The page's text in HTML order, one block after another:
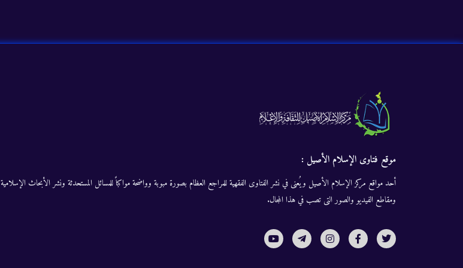
موقع فتاوى الإسلام الأصيل :
أحد مواقع مركز الإسلام الأصيل ويُعنى في نشر الفتاوى الفقهية للمراجع العظام بصورة مبوبة وواضحة مواكباً للمسائل المستحدثة ونشر الأبحاث الإسلامية
ومقاطع الفيديو والصور التى تصب في هذا المجال.